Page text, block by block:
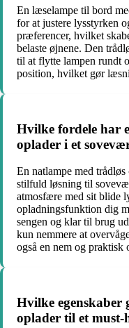
En læselampe til bord
for at justere lysstyrken
præferencer, hvilket
belaste øjnene. Den
til at flytte lampen rundt
position, hvilket gør
Hvilke fordele har
oplader i et
En natlampe med
stilfuld løsning til
atmosfære med sit blide
opladningsfunktion dig
sengen og klar til brug
kun nemmere at
også en nem og praktisk
Hvilke egenskaber
oplader til et must-